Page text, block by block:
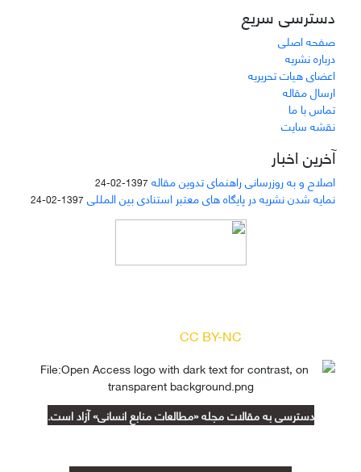
دسترسی سریع
صفحه اصلی
درباره نشریه
اعضای هیات تحریریه
ارسال مقاله
تماس با ما
نقشه سایت
آخرین اخبار
اصلاح و به روزرسانی راهنمای تدوین مقاله 1397-02-24
نمایه شدن نشریه در پایگاه های معتبر استنادی بین المللی 1397-02-24
CC BY-NC
دسترسی به مقالات مجله «مطالعات منابع انسانی» آزاد است.